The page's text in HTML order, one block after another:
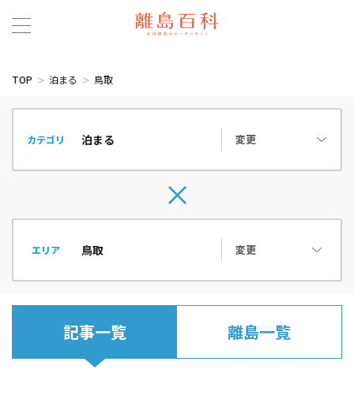
TOP 泊まる 鳥取
カテゴリ 変更
エリア 変更
記事一覧 離島一覧